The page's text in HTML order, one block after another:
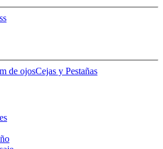
de ojosCejas y Pestañas